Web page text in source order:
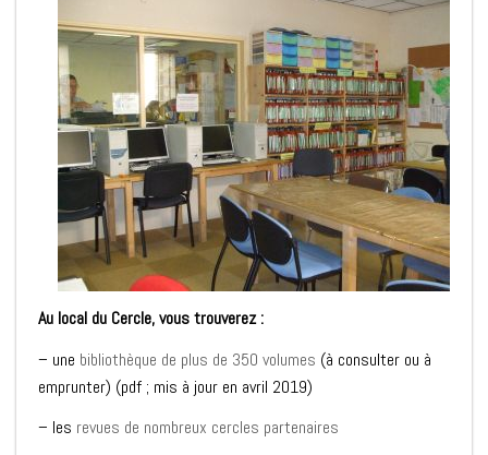
Au local du Cercle, vous trouverez :
– une bibliothèque de plus de 350 volumes (à consulter ou à
emprunter) (pdf ; mis à jour en avril 2019)
– les revues de nombreux cercles partenaires